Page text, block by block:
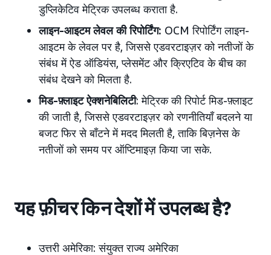
डुप्लिकेटिव मेट्रिक उपलब्ध कराता है.
लाइन-आइटम लेवल की रिपोर्टिंग: OCM रिपोर्टिंग लाइन-
आइटम के लेवल पर है, जिससे एडवरटाइज़र को नतीजों के
संबंध में ऐड ऑडियंस, प्लेसमेंट और क्रिएटिव के बीच का
संबंध देखने को मिलता है.
मिड-फ़्लाइट ऐक्शनेबिलिटी: मेट्रिक की रिपोर्ट मिड-फ़्लाइट
की जाती है, जिससे एडवरटाइज़र को रणनीतियाँ बदलने या
बजट फिर से बाँटने में मदद मिलती है, ताकि बिज़नेस के
नतीजों को समय पर ऑप्टिमाइज़ किया जा सके.
यह फ़ीचर किन देशों में उपलब्ध है?
उत्तरी अमेरिका: संयुक्त राज्य अमेरिका